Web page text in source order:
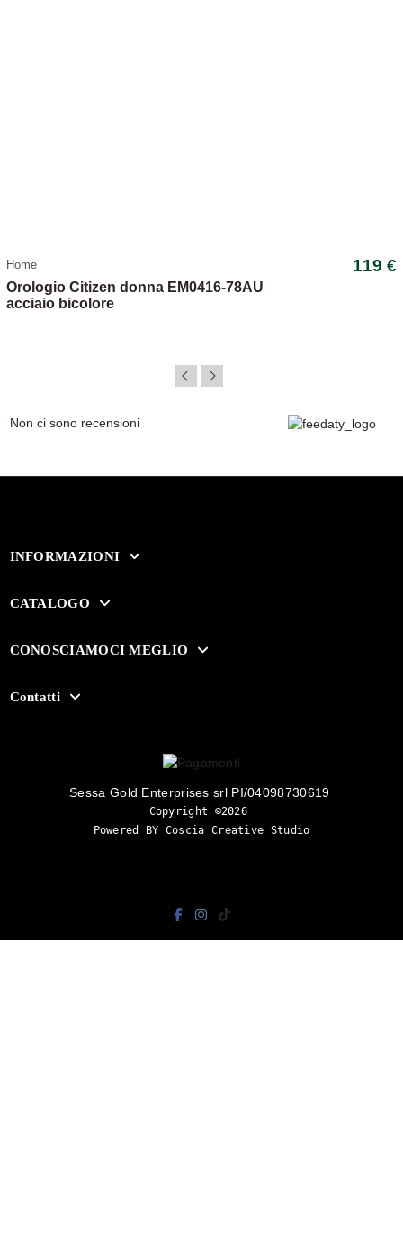
Home 119 €
Orologio Citizen donna EM0416-78AU
acciaio bicolore
Non ci sono recensioni
INFORMAZIONI
CATALOGO
CONOSCIAMOCI MEGLIO
Contatti
Sessa Gold Enterprises srl PI/04098730619
Copyright ©2026
Powered BY Coscia Creative Studio